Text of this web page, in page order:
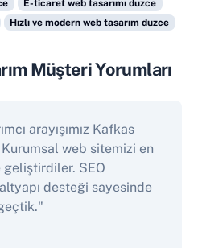
E-ticaret web tasarımı duzce
Hızlı ve modern web tasarım duzce
Müşteri Yorumları
arayışımız Kafkas
Kurumsal web sitemizi en
SEO
desteği sayesinde